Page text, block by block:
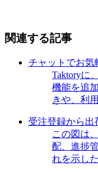
関連する記事
チャットでお気
Taktoryに
機能を追
きや、利
受注登録から出
この図は
配、進捗
れを示し